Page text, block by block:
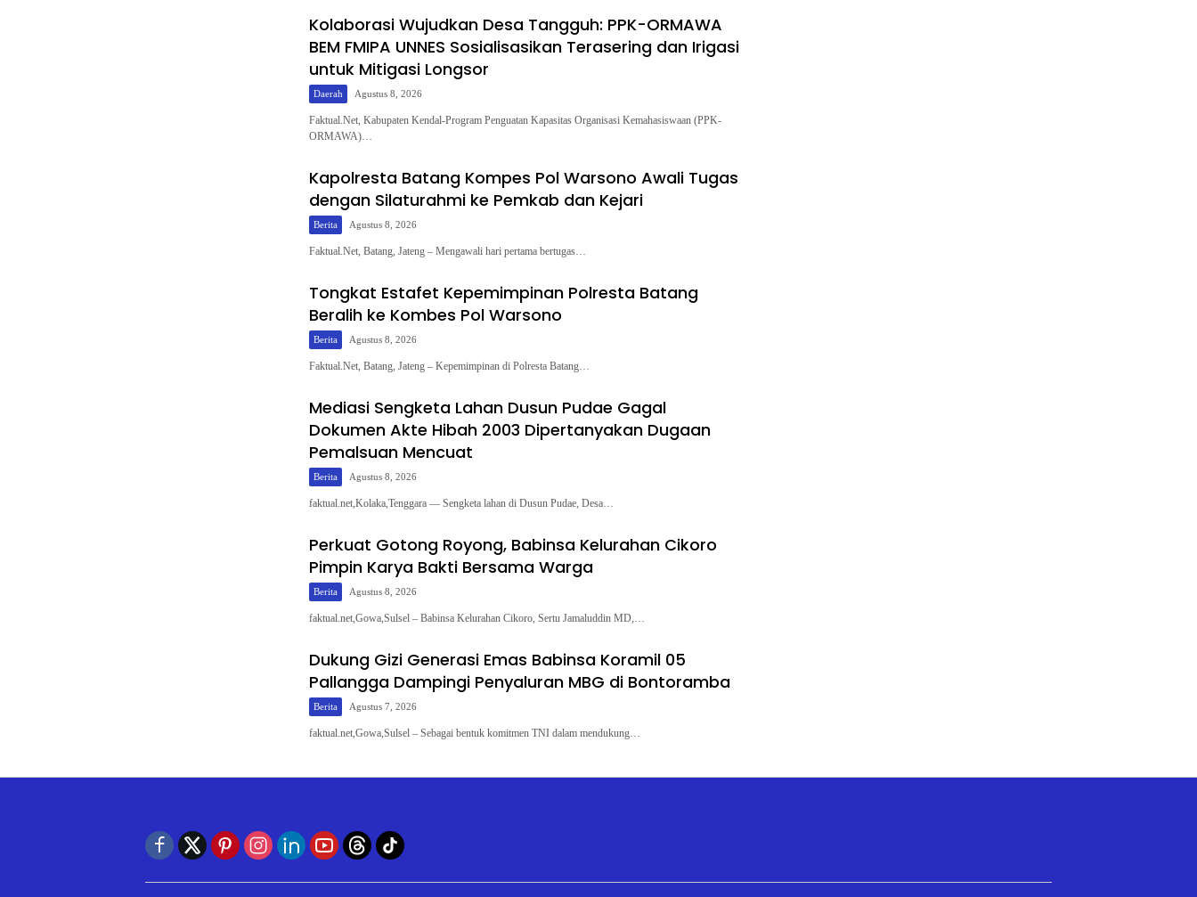
Kolaborasi Wujudkan Desa Tangguh: PPK-ORMAWA
BEM FMIPA UNNES Sosialisasikan Terasering dan Irigasi
untuk Mitigasi Longsor
Daerah Agustus 8, 2026
Faktual.Net, Kabupaten Kendal-Program Penguatan Kapasitas Organisasi Kemahasiswaan (PPK-
ORMAWA)…
Kapolresta Batang Kompes Pol Warsono Awali Tugas
dengan Silaturahmi ke Pemkab dan Kejari
Berita Agustus 8, 2026
Faktual.Net, Batang, Jateng – Mengawali hari pertama bertugas…
Tongkat Estafet Kepemimpinan Polresta Batang
Beralih ke Kombes Pol Warsono
Berita Agustus 8, 2026
Faktual.Net, Batang, Jateng – Kepemimpinan di Polresta Batang…
Mediasi Sengketa Lahan Dusun Pudae Gagal
Dokumen Akte Hibah 2003 Dipertanyakan Dugaan
Pemalsuan Mencuat
Berita Agustus 8, 2026
faktual.net,Kolaka,Tenggara — Sengketa lahan di Dusun Pudae, Desa…
Perkuat Gotong Royong, Babinsa Kelurahan Cikoro
Pimpin Karya Bakti Bersama Warga
Berita Agustus 8, 2026
faktual.net,Gowa,Sulsel – Babinsa Kelurahan Cikoro, Sertu Jamaluddin MD,…
Dukung Gizi Generasi Emas Babinsa Koramil 05
Pallangga Dampingi Penyaluran MBG di Bontoramba
Berita Agustus 7, 2026
faktual.net,Gowa,Sulsel – Sebagai bentuk komitmen TNI dalam mendukung…